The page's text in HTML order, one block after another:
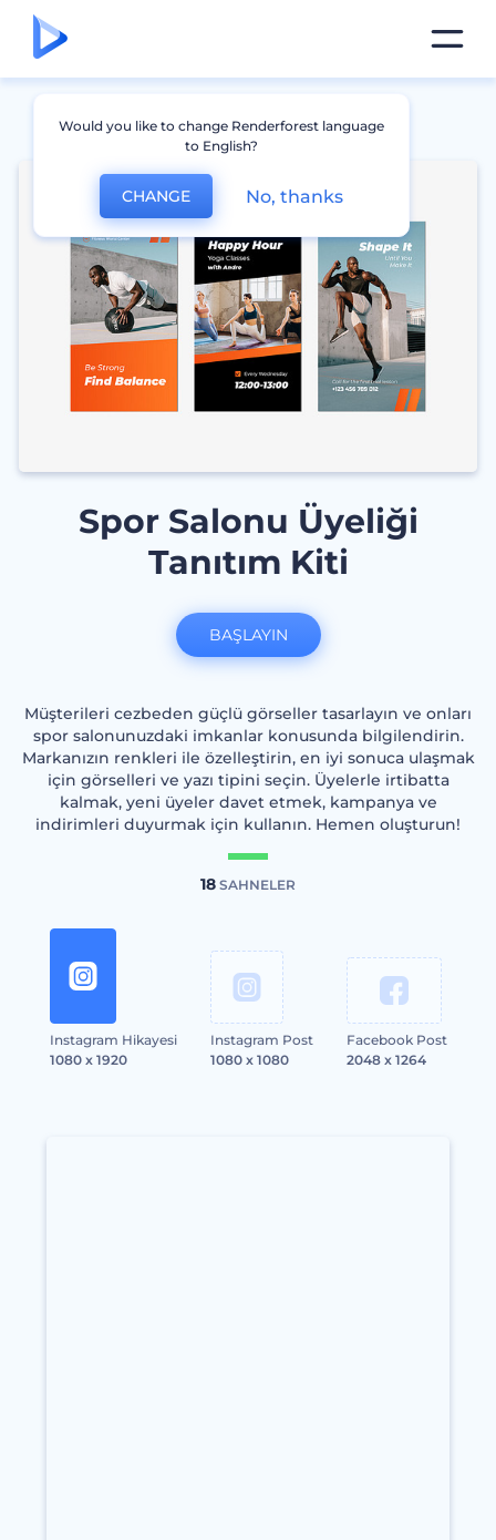
Spor Salonu Üyeliği
Tanıtım Kiti
Müşterileri cezbeden güçlü görseller tasarlayın ve onları
spor salonunuzdaki imkanlar konusunda bilgilendirin.
Markanızın renkleri ile özelleştirin, en iyi sonuca ulaşmak
için görselleri ve yazı tipini seçin. Üyelerle irtibatta
kalmak, yeni üyeler davet etmek, kampanya ve
indirimleri duyurmak için kullanın. Hemen oluşturun!
18 SAHNELER
Instagram Hikayesi
1080 x 1920
Instagram Post
1080 x 1080
Facebook Post
2048 x 1264
BAŞLAYIN
Would you like to change Renderforest language
to English?
CHANGE No, thanks